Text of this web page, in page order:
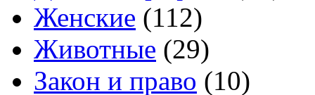
Женские (112)
Животные (29)
Закон и право (10)